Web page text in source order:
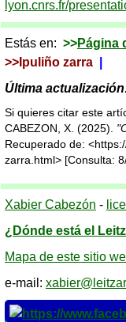
lyon.cnrs.fr/
Estás en: >>Página
>>Ipuliño zarra
Última
Si quieres citar este
CABEZON, X. (2025).
Recuperado de:
zarra.html> [Consulta:
Xabier Cabezón -
¿Dónde está el
Mapa de este sitio
e-mail: